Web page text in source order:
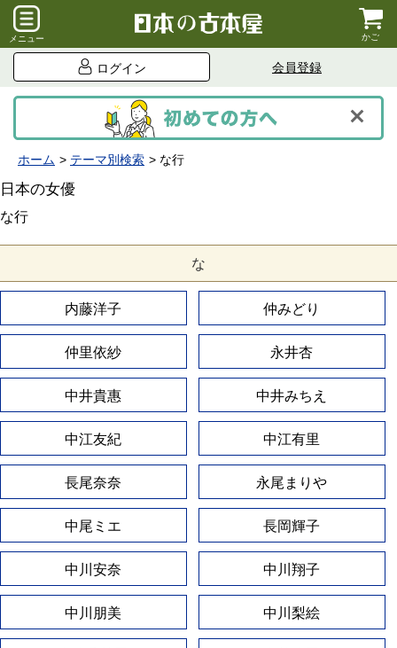
メニュー かご
ログイン 会員登録
ホーム テーマ別検索 な行
日本の女優
な行
な
内藤洋子 仲みどり
仲里依紗 永井杏
中井貴惠 中井みちえ
中江友紀 中江有里
長尾奈奈 永尾まりや
中尾ミエ 長岡輝子
中川安奈 中川翔子
中川朋美 中川梨絵